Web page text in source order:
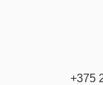
+375